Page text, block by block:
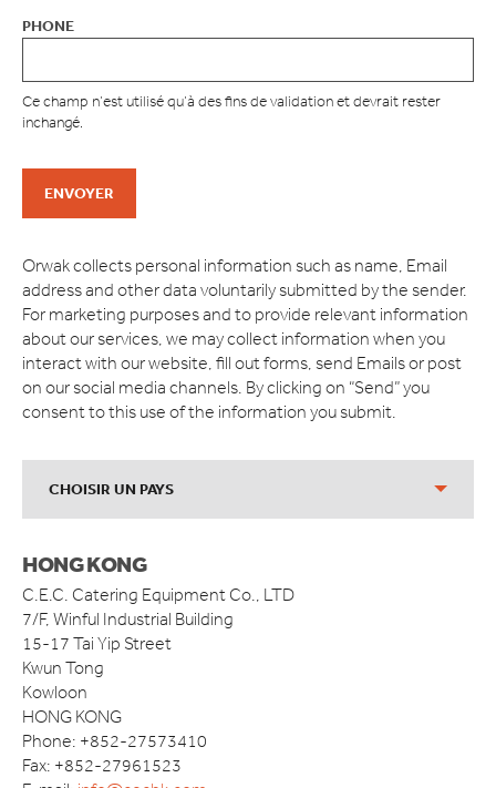
PHONE
Ce champ n’est utilisé qu’à des fins de validation et devrait rester
inchangé.
Orwak collects personal information such as name, Email
address and other data voluntarily submitted by the sender.
For marketing purposes and to provide relevant information
about our services, we may collect information when you
interact with our website, fill out forms, send Emails or post
on our social media channels. By clicking on “Send” you
consent to this use of the information you submit.
CHOISIR UN PAYS
HONG KONG
C.E.C. Catering Equipment Co., LTD
7/F, Winful Industrial Building
15-17 Tai Yip Street
Kwun Tong
Kowloon
HONG KONG
Phone: +852-27573410
Fax: +852-27961523